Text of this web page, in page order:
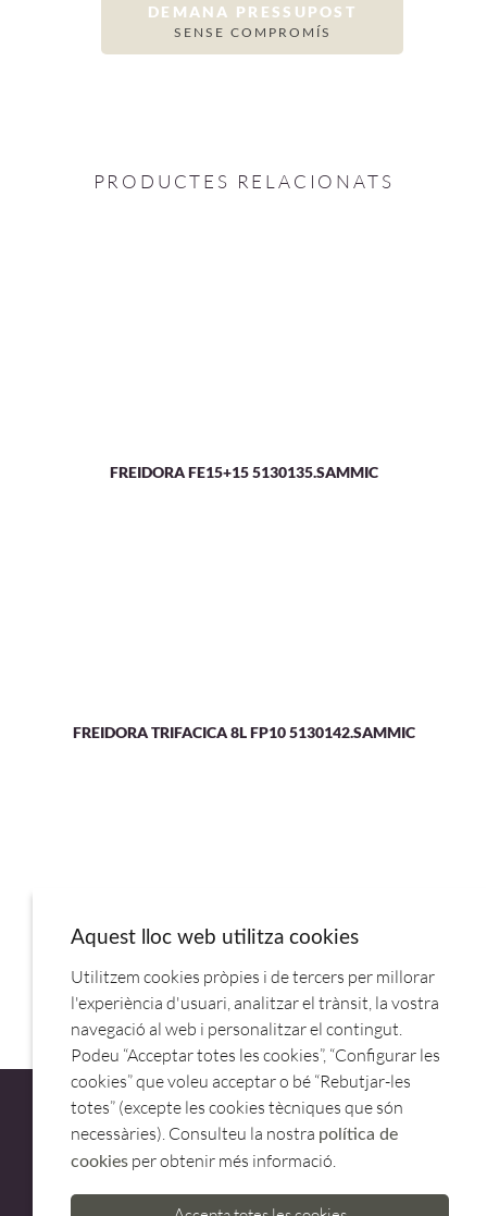
DEMANA PRESSUPOST
SENSE COMPROMÍS
PRODUCTES RELACIONATS
FREIDORA FE15+15 5130135.SAMMIC
FREIDORA TRIFACICA 8L FP10 5130142.SAMMIC
FREIDORA PF 10+10 5130148.MONOFA.SAMMIC
ATENCIÓ AL CLIENT
Aquest lloc web utilitza cookies
Utilitzem cookies pròpies i de tercers per millorar
l'experiència d'usuari, analitzar el trànsit, la vostra
navegació al web i personalitzar el contingut.
Podeu “Acceptar totes les cookies”, “Configurar les
cookies” que voleu acceptar o bé “Rebutjar-les
totes” (excepte les cookies tècniques que són
necessàries). Consulteu la nostra política de
cookies per obtenir més informació.